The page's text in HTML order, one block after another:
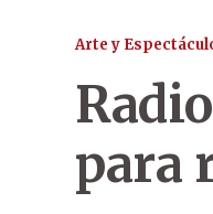
Arte y
para